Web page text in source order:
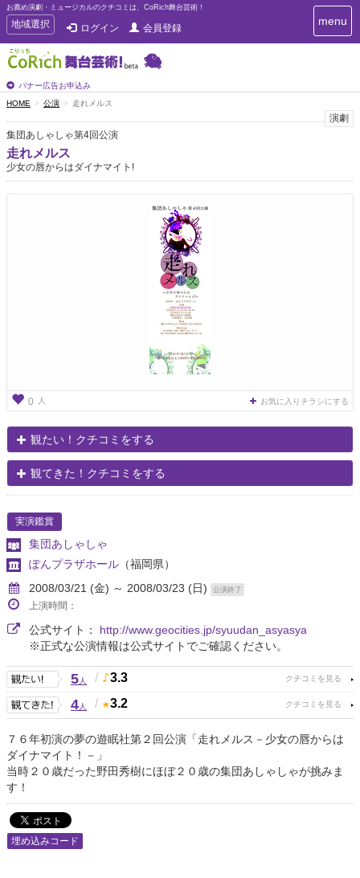
お薦め演劇・ミュージカルのクチコミは、CoRich舞台芸術！
T
o
g
g
e
n
a
v
i
g
a
地域選択 ログイン 会員登録
バナー広告お申込み
T
o
g
a
menu
HOME 公演 走れメルス
演劇
集団あしゃしゃ第4回公演
走れメルス
少女の唇からはダイナマイト!
0 人 お気に入りチラシにする
観たい！クチコミをする
観てきた！クチコミをする
実演鑑賞
集団あしゃしゃ
ぽんプラザホール （福岡県）
2008/03/21 (金) ～ 2008/03/23 (日)
公演終了
上演時間：
公式サイト： http://www.geocities.jp/syuudan_asyasya
※正式な公演情報は公式サイトでご確認ください。
5人 / 3.3
4人 / 3.2
７６年初演の夢の遊眠社第２回公演「走れメルス－少女の唇からは
ダイナマイト！－」
当時２０歳だった野田秀樹にほぼ２０歳の集団あしゃしゃが挑みま
す！
埋め込みコード